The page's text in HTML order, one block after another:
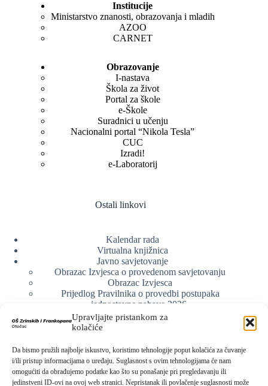
Upravljajte pristankom za
kolačiće
Da bismo pružili najbolje iskustvo, koristimo tehnologije poput kolačića za čuvanje
i/ili pristup informacijama o uređaju. Suglasnost s ovim tehnologijama će nam
omogućiti da obrađujemo podatke kao što su ponašanje pri pregledavanju ili
jedinstveni ID-ovi na ovoj web stranici. Nepristanak ili povlačenje suglasnosti može
Institucije
Ministarstvo znanosti, obrazovanja i mladih
AZOO
CARNET
Obrazovanje
I-nastava
Škola za život
Portal za škole
e-Škole
Suradnici u učenju
Nacionalni portal “Nikola Tesla”
CUC
Izradi!
e-Laboratorij
Ostali linkovi
Kalendar rada
Virtualna knjižnica
Javno savjetovanje
Obrazac Izvjesca o provedenom savjetovanju
Obrazac Izvjesca
Prijedlog Pravilnika o provedbi postupaka
jednostavne nabave 2026.
Obrazlozenje uz prijedlog Pravilnika o provedbi
postupka jednostavne nabave
Web arhiva
Politika o zaštiti privatnosti